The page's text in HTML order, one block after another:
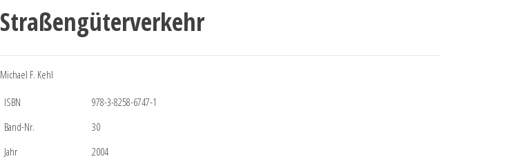
Straßengüterverkehr
Michael F. Kehl
ISBN
978-3-8258-6747-1
Band-Nr.
30
Jahr
2004